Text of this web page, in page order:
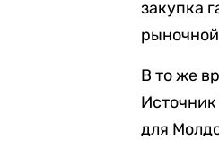
закупка
В то же
для